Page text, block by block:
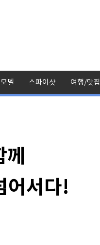
델 스파이샷 여행/맛집
어서다!